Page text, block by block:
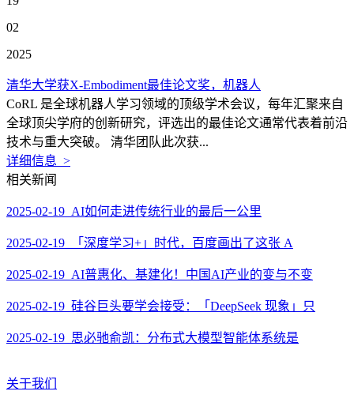
02
2025
清华大学获X-Embodiment最佳论文奖，机器人
CoRL 是全球机器人学习领域的顶级学术会议，每年汇聚来自
全球顶尖学府的创新研究，评选出的最佳论文通常代表着前沿
技术与重大突破。 清华团队此次获...
详细信息 >
相关新闻
2025-02-19 AI如何走进传统行业的最后一公里
2025-02-19 「深度学习+」时代，百度画出了这张 A
2025-02-19 AI普惠化、基建化！中国AI产业的变与不变
2025-02-19 硅谷巨头要学会接受：「DeepSeek 现象」只
2025-02-19 思必驰俞凯：分布式大模型智能体系统是
关于我们